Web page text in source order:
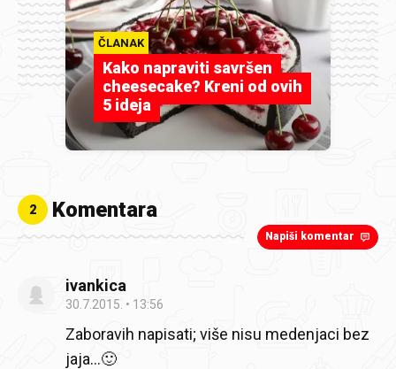
ČLANAK
Kako napraviti savršen
cheesecake? Kreni od ovih
5 ideja
2 Komentara
Napiši komentar
ivankica
30.7.2015. 13:56
Zaboravih napisati; više nisu medenjaci bez
jaja...🙂